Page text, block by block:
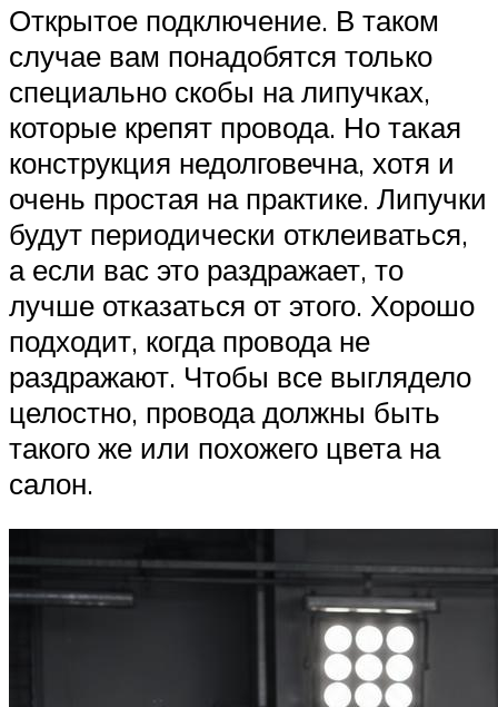
Открытое подключение. В таком
случае вам понадобятся только
специально скобы на липучках,
которые крепят провода. Но такая
конструкция недолговечна, хотя и
очень простая на практике. Липучки
будут периодически отклеиваться,
а если вас это раздражает, то
лучше отказаться от этого. Хорошо
подходит, когда провода не
раздражают. Чтобы все выглядело
целостно, провода должны быть
такого же или похожего цвета на
салон.